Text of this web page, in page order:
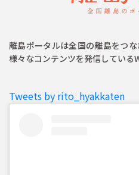
離島ポータルは全国の離島をつ
様々なコンテンツを発信している
Tweets by rito_hyakkaten